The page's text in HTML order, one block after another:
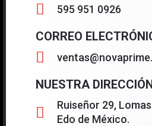
595 951 0926
CORREO
NUESTRA
Ruiseñor 29,
Edo de México.